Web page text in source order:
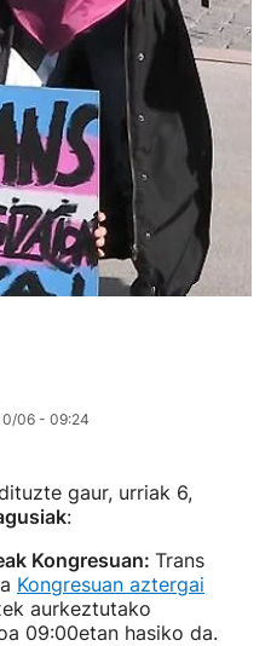
06 - 09:24
gaur, urriak 6,
:
Kongresuan: Trans
Kongresuan aztergai
aurkeztutako
09:00etan hasiko da.